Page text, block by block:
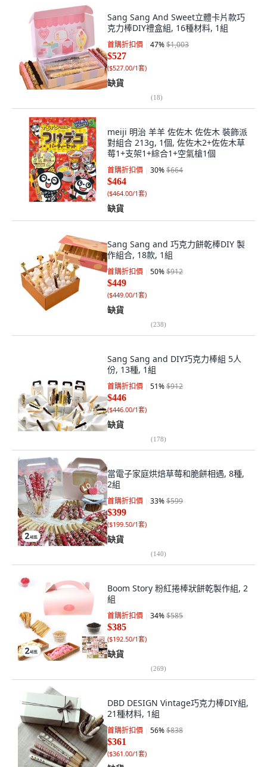
Sang Sang And Sweet立體卡片款巧
克力棒DIY禮盒組, 16種材料, 1組
首購折扣價 47%$1,003
$527
($527.00/1套)
缺貨
(18)
meiji 明治 羊羊 佐佐木 佐佐木 裝飾派
對組合 213g, 1個, 佐佐木2+佐佐木草
莓1+支架1+綜合1+空氣槍1個
首購折扣價 30%$664
$464
($464.00/1套)
缺貨
Sang Sang and 巧克力餅乾棒DIY 製
作組合, 18款, 1組
首購折扣價 50%$912
$449
($449.00/1套)
缺貨
(238)
Sang Sang and DIY巧克力棒組 5人
份, 13種, 1組
首購折扣價 51%$912
$446
($446.00/1套)
缺貨
(178)
當電子家庭烘焙草莓和脆餅相遇, 8種,
2組
首購折扣價 33%$599
$399
($199.50/1套)
缺貨
(140)
Boom Story 粉紅捲棒狀餅乾製作組, 2
組
首購折扣價 34%$585
$385
($192.50/1套)
缺貨
(269)
DBD DESIGN Vintage巧克力棒DIY組,
21種材料, 1組
首購折扣價 56%$838
$361
($361.00/1套)